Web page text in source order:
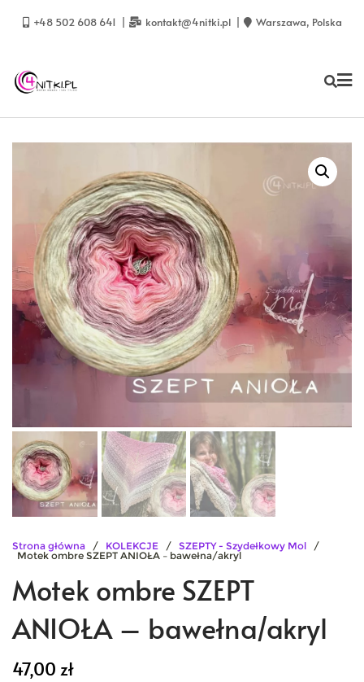
+48 502 608 641 kontakt@4nitki.pl Warszawa, Polska
Strona główna / KOLEKCJE / SZEPTY - Szydełkowy Mol /
Motek ombre SZEPT ANIOŁA – bawełna/akryl
Motek ombre SZEPT
ANIOŁA – bawełna/akryl
47,00 zł